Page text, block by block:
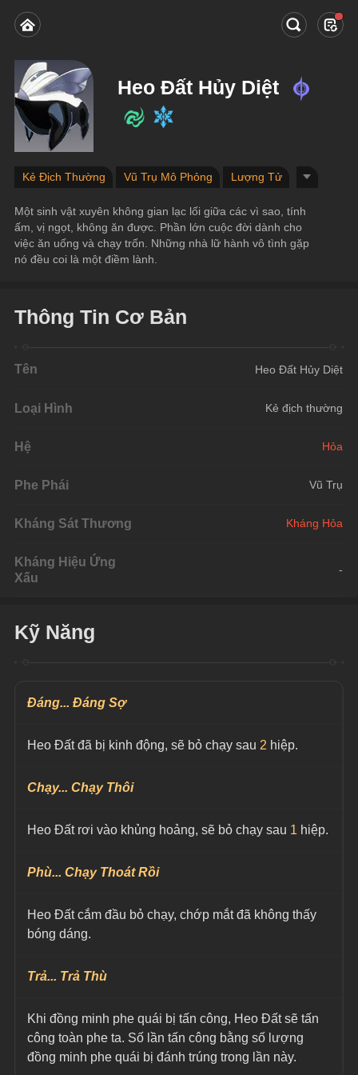
Heo Đất Hủy Diệt
Kẻ Địch Thường Vũ Trụ Mô Phỏng Lượng Tử
Một sinh vật xuyên không gian lạc lối giữa các vì sao, tính
ấm, vị ngọt, không ăn được. Phần lớn cuộc đời dành cho
việc ăn uống và chạy trốn. Những nhà lữ hành vô tình gặp
nó đều coi là một điềm lành.
Thông Tin Cơ Bản
Tên Heo Đất Hủy Diệt
Loại Hình Kẻ địch thường
Hệ Hỏa
Phe Phái Vũ Trụ
Kháng Sát Thương Kháng Hỏa
Kháng Hiệu Ứng
Xấu
-
Kỹ Năng
Đáng... Đáng Sợ
Heo Đất đã bị kinh động, sẽ bỏ chạy sau 2 hiệp.
Chạy... Chạy Thôi
Heo Đất rơi vào khủng hoảng, sẽ bỏ chạy sau 1 hiệp.
Phù... Chạy Thoát Rồi
Heo Đất cắm đầu bỏ chạy, chớp mắt đã không thấy
bóng dáng.
Trả... Trả Thù
Khi đồng minh phe quái bị tấn công, Heo Đất sẽ tấn
công toàn phe ta. Số lần tấn công bằng số lượng
đồng minh phe quái bị đánh trúng trong lần này.